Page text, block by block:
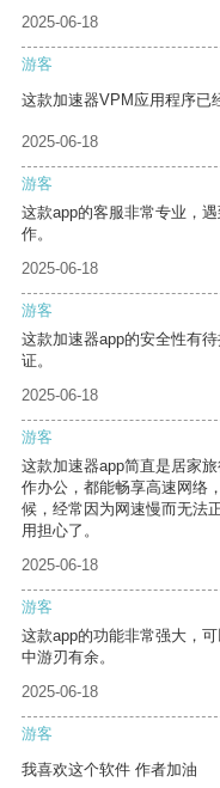
2025-06-18
游客
这款加速器VPM应用程序已
2025-06-18
游客
这款app的客服非常专业，
作。
2025-06-18
游客
这款加速器app的安全性有
证。
2025-06-18
游客
这款加速器app简直是居家
作办公，都能畅享高速网络
候，经常因为网速慢而无法
用担心了。
2025-06-18
游客
这款app的功能非常强大，
中游刃有余。
2025-06-18
游客
我喜欢这个软件 作者加油